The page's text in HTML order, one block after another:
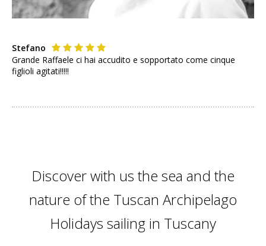
Stefano
Grande Raffaele ci hai accudito e sopportato come cinque
figlioli agitati!!!!!
Discover with us the sea and the
nature of the Tuscan Archipelago
Holidays sailing in Tuscany